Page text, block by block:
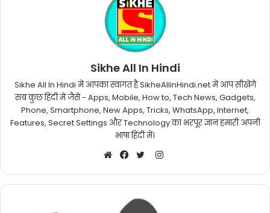
Sikhe All In Hindi
Sikhe All In Hindi में आपका स्वागत है SikheAllinHindi.net में आप सीखेंगे
सब कुछ हिंदी में जैसे - Apps, Mobile, How to, Tech News, Gadgets,
Phone, Smartphone, New Apps, Tricks, WhatsApp, Internet,
Features, Secret Settings और Technology का भरपूर ज्ञान हमारी अपनी
भाषा हिंदी में।
Instagram